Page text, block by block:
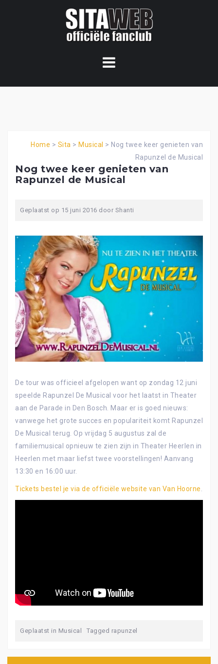
Home > Sita > Musical > Nog twee keer genieten van
Rapunzel de Musical
Nog twee keer genieten van
Rapunzel de Musical
Geplaatst op 15 juni 2016 door Shanti
De tour was officieel afgelopen want op zondag 12 juni
speelde Rapunzel De Musical voor het laatst in Theater
aan de Parade in Den Bosch. Maar er is goed nieuws:
vanwege het grote succes en populariteit komt Rapunzel
De Musical terug. Op vrijdag 5 augustus zal de
familiemusical opnieuw te zien zijn in Theater Heerlen in
Heerlen met maar liefst twee voorstellingen! Aanvang
13:30 en 16:00 uur.
Tickets bestel je via de officiële website van Van Hoorne
Geplaatst in Musical Tagged rapunzel